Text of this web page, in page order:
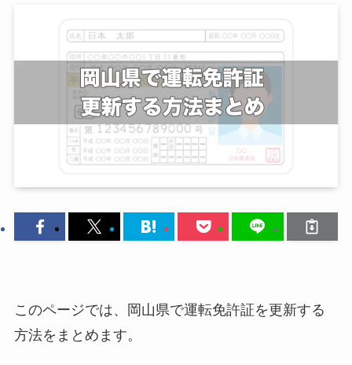
このページでは、岡山県で運転免許証を更新する
方法をまとめます。